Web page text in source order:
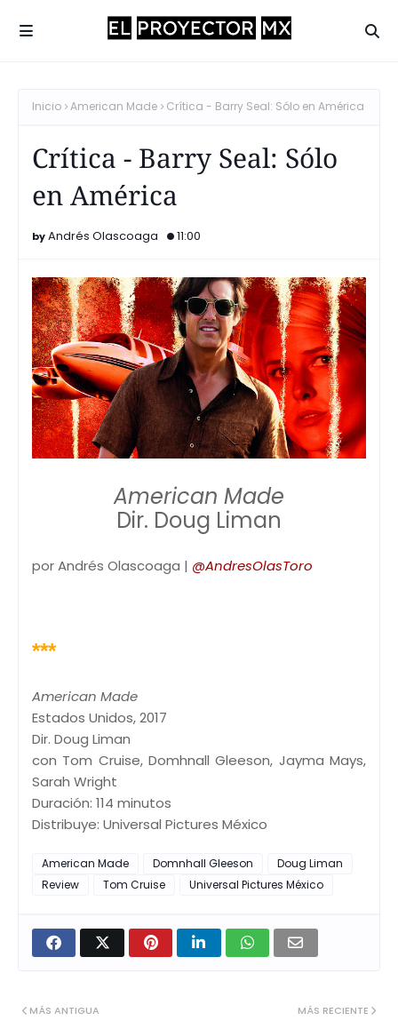
Inicio American Made Crítica - Barry Seal: Sólo en América
Crítica - Barry Seal: Sólo
en América
Andrés Olascoaga 11:00
American Made
Dir. Doug Liman
por Andrés Olascoaga | @AndresOlasToro
***
American Made
Estados Unidos, 2017
Dir. Doug Liman
con Tom Cruise, Domhnall Gleeson, Jayma Mays,
Sarah Wright
Duración: 114 minutos
Distribuye: Universal Pictures México
American Made Domnhall Gleeson
Doug Liman
Review
Tom Cruise Universal Pictures México
MÁS RECIENTE
MÁS ANTIGUA